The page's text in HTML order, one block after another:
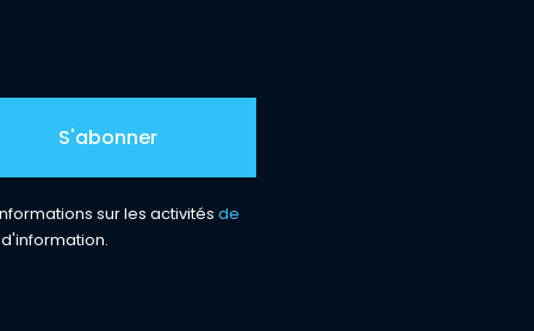
sur les activités de